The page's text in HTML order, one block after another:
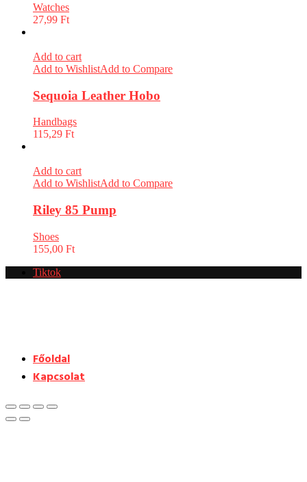
Watches
27,99 Ft
Add to cart
Add to WishlistAdd to Compare
Sequoia Leather Hobo
Handbags
115,29 Ft
Add to cart
Add to WishlistAdd to Compare
Riley 85 Pump
Shoes
155,00 Ft
Tiktok
Főoldal
Kapcsolat